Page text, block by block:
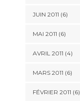
JUIN 2011 (6)
MAI 2011 (6)
AVRIL 2011 (4)
MARS 2011 (6)
FÉVRIER 2011 (6)